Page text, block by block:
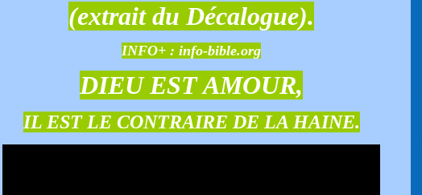
(extrait du Décalogue).
INFO+ : info-bible.org
DIEU EST AMOUR,
IL EST LE CONTRAIRE DE LA HAINE.